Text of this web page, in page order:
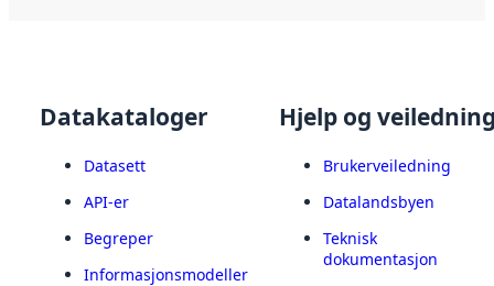
Datakataloger
Datasett
API-er
Begreper
Informasjonsmodeller
Hjelp og
Brukerveiledning
Datalandsbyen
Teknisk
dokumentasjon